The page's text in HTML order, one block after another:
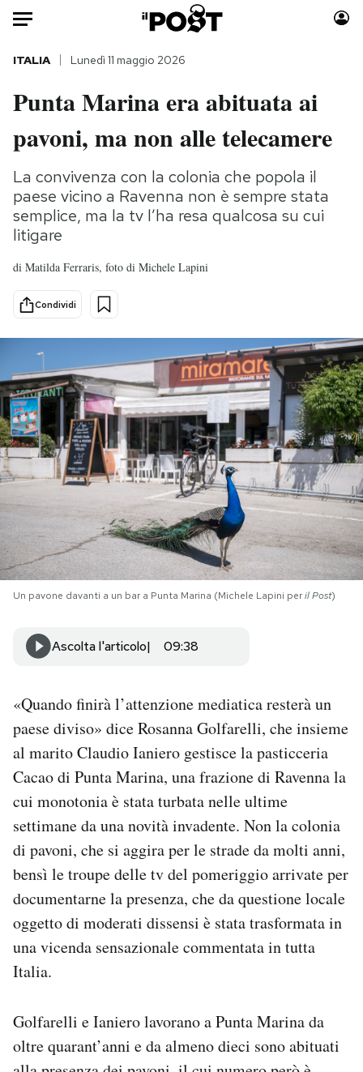
Auto
HOME
Italia
Politica
Tecnologia
Cultura
Economia
Sport
Moda
Consumismi
Storie/Idee
Ok Boomer!
Europa
PODCAST
NEWSLETTER
I MIEI PREFERITI
SHOP
AREA PERSONALE
Area Personale
Notifiche mobile
Regala il Post
Hai bisogno di aiuto?
Esci
ITALIA Lunedì 11 maggio 2026
Punta Marina era abituata ai
pavoni, ma non alle telecamere
La convivenza con la colonia che popola il
paese vicino a Ravenna non è sempre stata
semplice, ma la tv l’ha resa qualcosa su cui
litigare
di Matilda Ferraris, foto di Michele Lapini
Condividi
Un pavone davanti a un bar a Punta Marina (Michele Lapini peril Post)
Ascolta l'articolo 09:38
«Quando finirà l’attenzione mediatica resterà un
paese diviso» dice Rosanna Golfarelli, che insieme
al marito Claudio Ianiero gestisce la pasticceria
Cacao di Punta Marina, una frazione di Ravenna la
cui monotonia è stata turbata nelle ultime
settimane da una novità invadente. Non la colonia
di pavoni, che si aggira per le strade da molti anni,
bensì le troupe delle tv del pomeriggio arrivate per
documentarne la presenza, che da questione locale
oggetto di moderati dissensi è stata trasformata in
una vicenda sensazionale commentata in tutta
Italia.
Golfarelli e Ianiero lavorano a Punta Marina da
oltre quarant’anni e da almeno dieci sono abituati